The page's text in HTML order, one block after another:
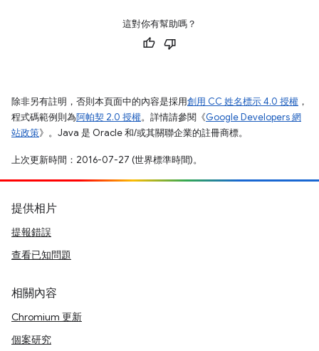
這對你有幫助嗎？
除非另有註明，否則本頁面中的內容是採用創用 CC 姓名標示 4.0 授權 ，
程式碼範例則為阿帕契 2.0 授權。詳情請參閱《Google Developers 網
站政策》。Java 是 Oracle 和/或其關聯企業的註冊商標。
上次更新時間：2016-07-27 (世界標準時間)。
提供相片
提報錯誤
查看已知問題
相關內容
Chromium 更新
個案研究